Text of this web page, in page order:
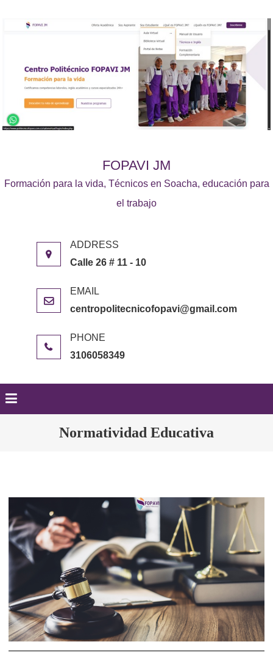
FOPAVI JM
Formación para la vida, Técnicos en Soacha, educación para
el trabajo
Calle 26 # 11 - 10
centropolitecnicofopavi@gmail.com
3106058349
Normatividad Educativa